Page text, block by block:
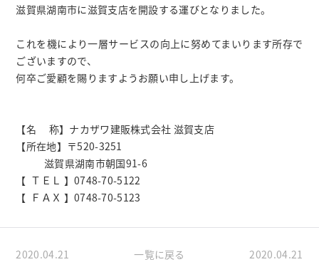
滋賀県湖南市に滋賀支店を開設する運びとなりました。
これを機により一層サービスの向上に努めてまいります所存で
ございますので、
何卒ご愛顧を賜りますようお願い申し上げます。
【名 称】ナカザワ建販株式会社 滋賀支店
【所在地】〒520-3251
滋賀県湖南市朝国91-6
【 ＴＥＬ 】0748-70-5122
【 ＦＡＸ 】0748-70-5123
2020.04.21 一覧に戻る 2020.04.21